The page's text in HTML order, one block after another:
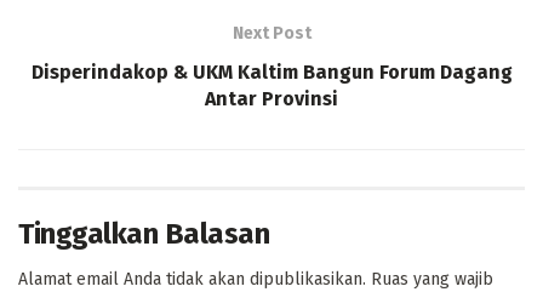
Next Post
Disperindakop & UKM Kaltim Bangun Forum Dagang
Antar Provinsi
Tinggalkan Balasan
Alamat email Anda tidak akan dipublikasikan. Ruas yang wajib